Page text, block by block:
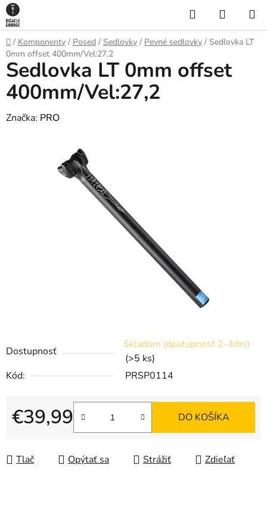
Prejsť
na
obsah
Hľadať
KOŠÍK
Domov
/ Komponenty / Posed / Sedlovky / Pevné sedlovky / Sedlovka LT
0mm offset 400mm/Vel:27,2
Dostupnosť
Skladom (dostupnosť 2-4dni)
(>5 ks)
Kód:
PRSP0114
€39,99
Jednotková cena:
DO KOŠÍKA
Tlač Opýtať sa Strážiť Zdieľať
Sedlovka LT 0mm offset
400mm/Vel:27,2
Značka: PRO